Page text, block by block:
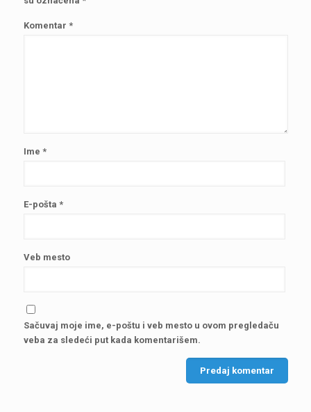
Komentar *
Ime *
E-pošta *
Veb mesto
Sačuvaj moje ime, e-poštu i veb mesto u ovom pregledaču
veba za sledeći put kada komentarišem.